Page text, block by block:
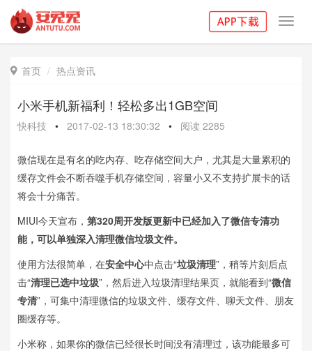
 首页 热点资讯
小米手机新福利！轻松多出1GB空间
快科技 • 2017-02-13 18:30:32 • 阅读 2285
微信现在是有名的吃内存、吃存储空间大户，尤其是大量累积的
缓存文件会不断吞噬手机存储空间，容量小又不支持扩展卡的话
将会十分痛苦。
MIUI今天宣布， 第320周开发版更新中已经加入了微信专清功
能，可以单独深入清理微信垃圾文件。
使用方法很简单，在安全中心中点击“垃圾清理”，稍等片刻后点
击“清理已选中垃圾”，然后进入垃圾清理结果页，就能看到“微信
专清”，可集中清理微信的垃圾文件、缓存文件、聊天文件、朋友
圈缓存等。
小米称，如果你的微信已经很长时间没有清理过，该功能最多可